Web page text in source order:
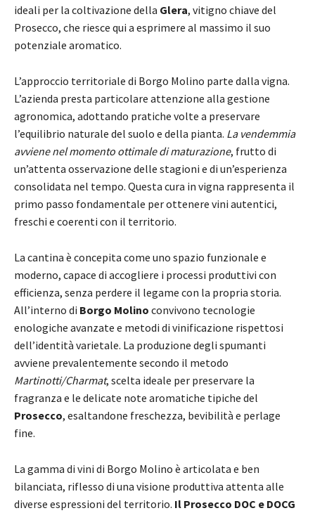
ideali per la coltivazione della Glera, vitigno chiave del
Prosecco, che riesce qui a esprimere al massimo il suo
potenziale aromatico.
L’approccio territoriale di Borgo Molino parte dalla vigna.
L’azienda presta particolare attenzione alla gestione
agronomica, adottando pratiche volte a preservare
l’equilibrio naturale del suolo e della pianta. La vendemmia
avviene nel momento ottimale di maturazione, frutto di
un’attenta osservazione delle stagioni e di un’esperienza
consolidata nel tempo. Questa cura in vigna rappresenta il
primo passo fondamentale per ottenere vini autentici,
freschi e coerenti con il territorio.
La cantina è concepita come uno spazio funzionale e
moderno, capace di accogliere i processi produttivi con
efficienza, senza perdere il legame con la propria storia.
All’interno di Borgo Molino convivono tecnologie
enologiche avanzate e metodi di vinificazione rispettosi
dell’identità varietale. La produzione degli spumanti
avviene prevalentemente secondo il metodo
Martinotti/Charmat, scelta ideale per preservare la
fragranza e le delicate note aromatiche tipiche del
Prosecco, esaltandone freschezza, bevibilità e perlage
fine.
La gamma di vini di Borgo Molino è articolata e ben
bilanciata, riflesso di una visione produttiva attenta alle
diverse espressioni del territorio. Il Prosecco DOC e DOCG